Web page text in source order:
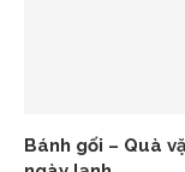
Bánh gối – Quà